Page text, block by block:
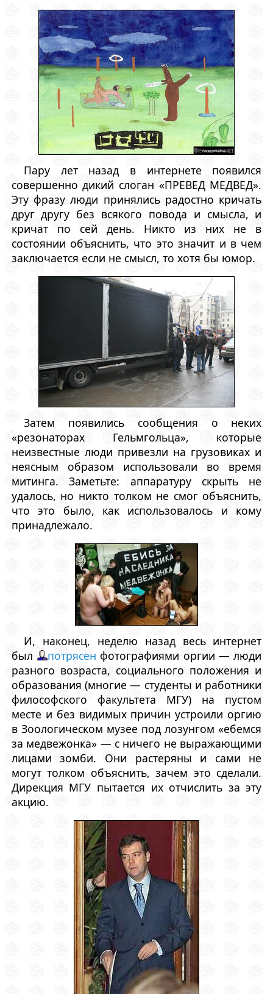
Пару лет назад в интернете появился
совершенно дикий слоган «ПРЕВЕД МЕДВЕД».
Эту фразу люди принялись радостно кричать
друг другу без всякого повода и смысла, и
кричат по сей день. Никто из них не в
состоянии объяснить, что это значит и в чем
заключается если не смысл, то хотя бы юмор.
Затем появились сообщения о неких
«резонаторах Гельмгольца», которые
неизвестные люди привезли на грузовиках и
неясным образом использовали во время
митинга. Заметьте: аппаратуру скрыть не
удалось, но никто толком не смог объяснить,
что это было, как использовалось и кому
принадлежало.
И, наконец, неделю назад весь интернет
был
потрясен фотографиями оргии — люди
разного возраста, социального положения и
образования (многие — студенты и работники
философского факультета МГУ) на пустом
месте и без видимых причин устроили оргию
в Зоологическом музее под лозунгом «ебемся
за медвежонка» — с ничего не выражающими
лицами зомби. Они растеряны и сами не
могут толком объяснить, зачем это сделали.
Дирекция МГУ пытается их отчислить за эту
акцию.